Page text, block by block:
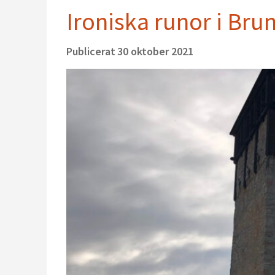
Ironiska runor i
Publicerat30 oktober 2021